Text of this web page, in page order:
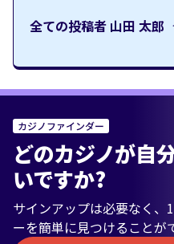
全ての投稿者 山田 太郎
カジノファインダー
どのカジノが自
いですか?
サインアップは必要なく、
ーを簡単に見つけることが